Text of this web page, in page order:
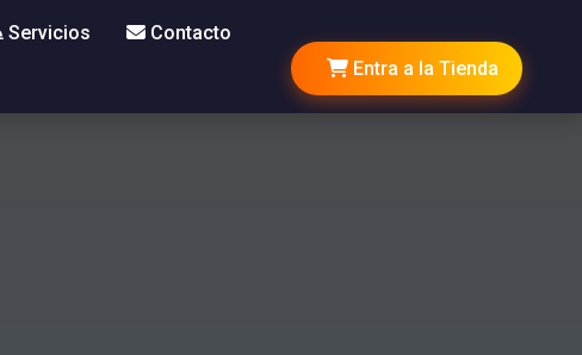
Servicios
Contacto
Entra a la Tienda